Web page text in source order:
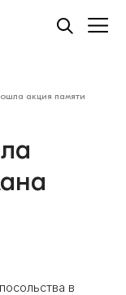
акция памяти
в